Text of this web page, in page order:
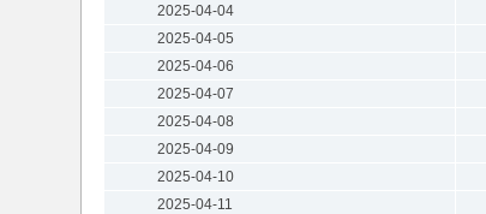
2025-04-04
2025-04-05
2025-04-06
2025-04-07
2025-04-08
2025-04-09
2025-04-10
2025-04-11